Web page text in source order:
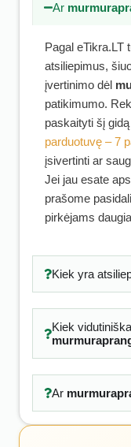
Ar
Pagal eTikra.LT
atsiliepimus,
įvertinimo dėl
patikimumo.
paskaityti šį
parduotuvę – 7
įsivertinti ar
Jei jau esate
prašome
pirkėjams
Kiek yra
Kiek
Ar